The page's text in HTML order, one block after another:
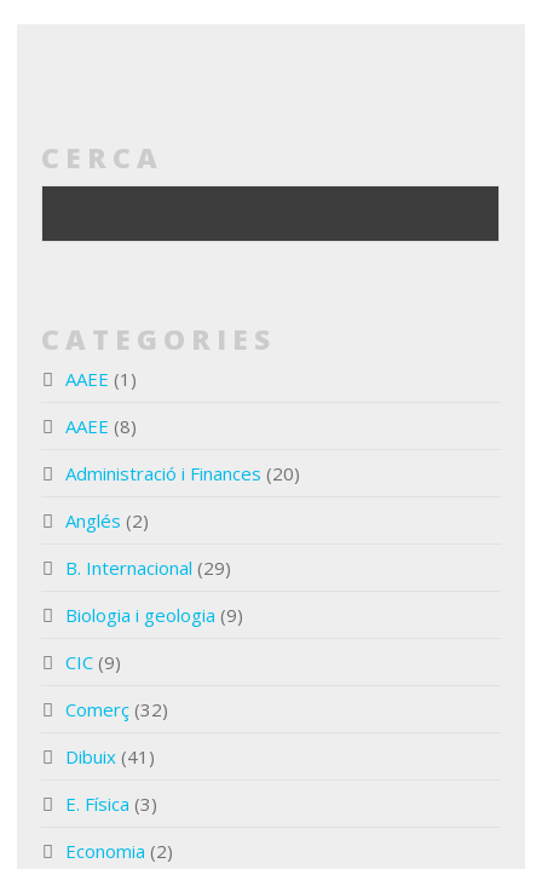
CERCA
CATEGORIES
AAEE (1)
AAEE (8)
Administració i Finances (20)
Anglés (2)
B. Internacional (29)
Biologia i geologia (9)
CIC (9)
Comerç (32)
Dibuix (41)
E. Física (3)
Economia (2)